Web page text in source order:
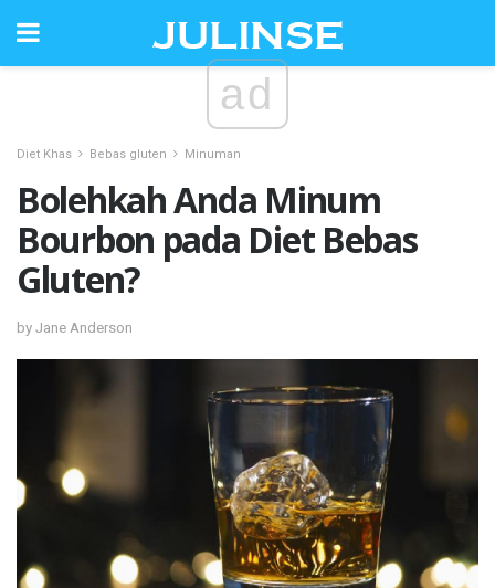
ad
Diet Khas Bebas gluten Minuman
Bolehkah Anda Minum
Bourbon pada Diet Bebas
Gluten?
by Jane Anderson